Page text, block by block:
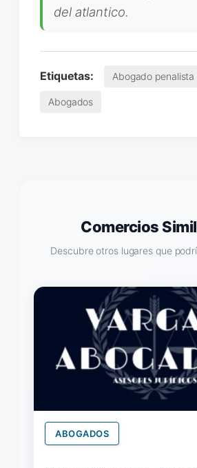
del atlantico.
Etiquetas: Abogado penalista
Abogados
Comercios
Descubre otros lugares que
ABOGADOS